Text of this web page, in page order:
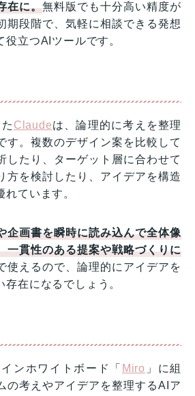
在に。無料版でも十分高い精度が
期段階で、気軽に相談できる発想
立つAIツールです。
Claudeは、論理的に考えを整理
す。複数のデザイン案を比較して
したり、ターゲット層に合わせて
方を検討したり、アイデアを構造
ています。
企画書を瞬時に読み込んで全体像
一貫性のある提案や戦略づくりに
使えるので、論理的にアイデアを
存在になるでしょう。
ンホワイトボード「 Miro 」に組
の考えやアイデアを整理するAIア